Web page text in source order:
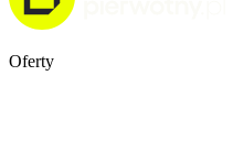
Oferty